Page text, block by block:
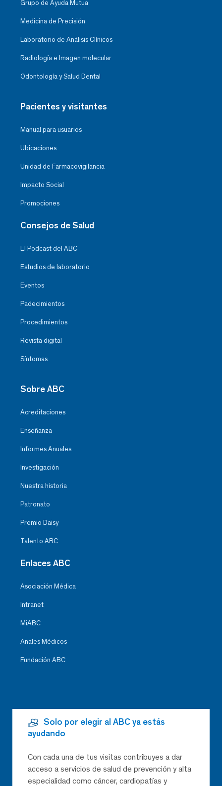
Grupo de Ayuda Mutua
Medicina de Precisión
Laboratorio de Análisis Clínicos
Radiología e Imagen molecular
Odontología y Salud Dental
Pacientes y visitantes
Manual para usuarios
Ubicaciones
Unidad de Farmacovigilancia
Impacto Social
Promociones
Consejos de Salud
El Podcast del ABC
Estudios de laboratorio
Eventos
Padecimientos
Procedimientos
Revista digital
Síntomas
Sobre ABC
Acreditaciones
Enseñanza
Informes Anuales
Investigación
Nuestra historia
Patronato
Premio Daisy
Talento ABC
Enlaces ABC
Asociación Médica
Intranet
MiABC
Anales Médicos
Fundación ABC
Solo por elegir al ABC ya estás
ayudando
Con cada una de tus visitas contribuyes a dar
acceso a servicios de salud de prevención y alta
especialidad como cáncer, cardiopatías y